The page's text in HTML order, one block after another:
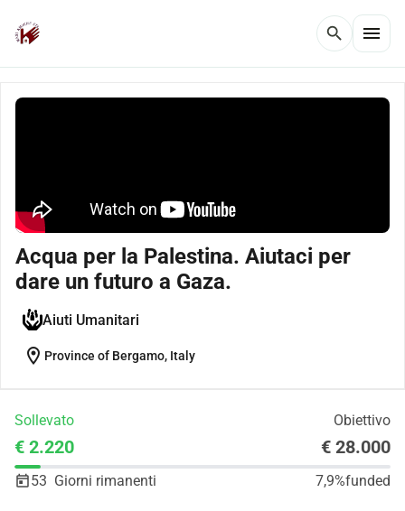
search menu
Acqua per la Palestina. Aiutaci per
dare un futuro a Gaza.
Aiuti Umanitari
location_on Province of Bergamo, Italy
Sollevato Obiettivo
€ 2.220 € 28.000
53 Giorni rimanenti 7,9%funded